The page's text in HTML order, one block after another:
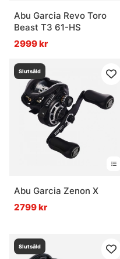
Abu Garcia Revo Toro
Beast T3 61-HS
2999 kr
Slutsåld
Abu Garcia Zenon X
2799 kr
Slutsåld